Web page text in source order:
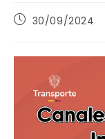
Publicación
entrada:
30/09/2024